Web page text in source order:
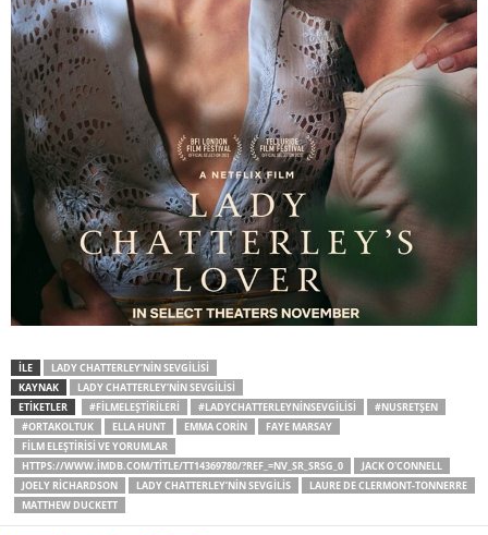
İLE
LADY CHATTERLEY’NIN SEVGILISI
KAYNAK
LADY CHATTERLEY’NIN SEVGILISI
ETİKETLER
#FILMELEŞTIRILERI #LADYCHATTERLEYNINSEVGILISI
#NUSRETŞEN
#ORTAKOLTUK
ELLA HUNT EMMA CORIN
FAYE MARSAY
FILM ELEŞTIRISI VE YORUMLAR
HTTPS://WWW.IMDB.COM/TITLE/TT14369780/?REF_=NV_SR_SRSG_0
JACK O'CONNELL
JOELY RICHARDSON
LADY CHATTERLEY’NIN SEVGILIS
LAURE DE CLERMONT-TONNERRE
MATTHEW DUCKETT